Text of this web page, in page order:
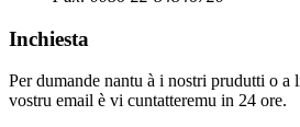
Inchiesta
Per dumande nantu à i nostri prudutti o a
vostru email è vi cuntatteremu in 24 ore.